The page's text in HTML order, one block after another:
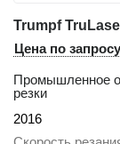
Trumpf
Цена по запросу
Промышленное
резки
2016